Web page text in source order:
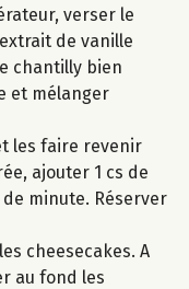
verser le
de vanille
chantilly bien
et mélanger
les faire revenir
ajouter 1 cs de
minute. Réserver
cheesecakes. A
au fond les